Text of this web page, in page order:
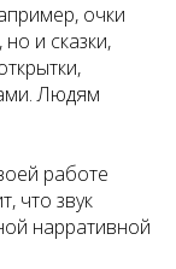
очки
и сказки,
Людям
работе
что звук
нарративной